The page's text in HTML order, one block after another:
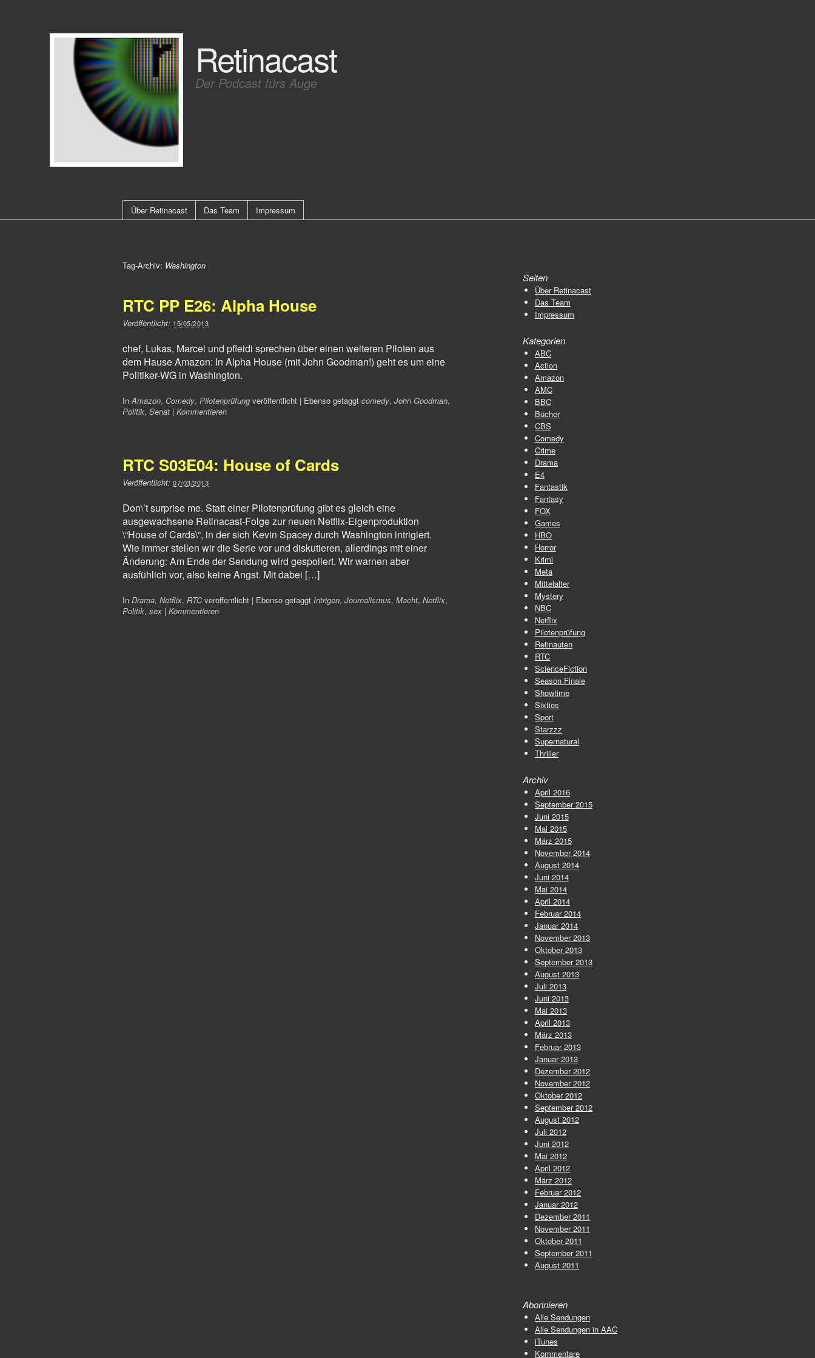
Retinacast
Der Podcast fürs Auge
Über Retinacast Das Team Impressum
Tag-Archiv: Washington
RTC PP E26: Alpha House
Veröffentlicht: 15/05/2013
chef, Lukas, Marcel und pfleidi sprechen über einen weiteren Piloten aus
dem Hause Amazon: In Alpha House (mit John Goodman!) geht es um eine
Politiker-WG in Washington.
InAmazon, Comedy, Pilotenprüfung veröffentlicht | Ebenso getaggt comedy, John Goodman,
Politik, Senat | Kommentieren
RTC S03E04: House of Cards
Veröffentlicht: 07/03/2013
Don\’t surprise me. Statt einer Pilotenprüfung gibt es gleich eine
ausgewachsene Retinacast-Folge zur neuen Netflix-Eigenproduktion
\“House of Cards\“, in der sich Kevin Spacey durch Washington intrigiert.
Wie immer stellen wir die Serie vor und diskutieren, allerdings mit einer
Änderung: Am Ende der Sendung wird gespoilert. Wir warnen aber
ausfühlich vor, also keine Angst. Mit dabei […]
In Drama, Netflix, RTCveröffentlicht | Ebenso getaggt Intrigen, Journalismus, Macht, Netflix,
Politik, sex | Kommentieren
Seiten
Über Retinacast
Das Team
Impressum
Kategorien
ABC
Action
Amazon
AMC
BBC
Bücher
CBS
Comedy
Crime
Drama
E4
Fantastik
Fantasy
FOX
Games
HBO
Horror
Krimi
Meta
Mittelalter
Mystery
NBC
Netflix
Pilotenprüfung
Retinauten
RTC
ScienceFiction
Season Finale
Showtime
Sixties
Sport
Starzzz
Supernatural
Thriller
Archiv
April 2016
September 2015
Juni 2015
Mai 2015
März 2015
November 2014
August 2014
Juni 2014
Mai 2014
April 2014
Februar 2014
Januar 2014
November 2013
Oktober 2013
September 2013
August 2013
Juli 2013
Juni 2013
Mai 2013
April 2013
März 2013
Februar 2013
Januar 2013
Dezember 2012
November 2012
Oktober 2012
September 2012
August 2012
Juli 2012
Juni 2012
Mai 2012
April 2012
März 2012
Februar 2012
Januar 2012
Dezember 2011
November 2011
Oktober 2011
September 2011
August 2011
Abonnieren
Alle Sendungen
Alle Sendungen in AAC
iTunes
Kommentare